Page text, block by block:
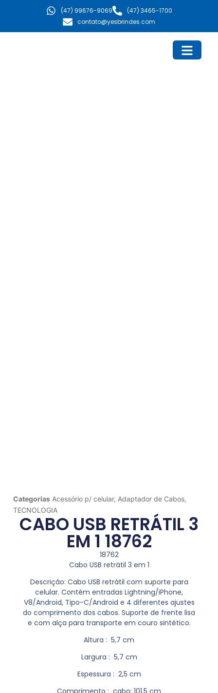
(47) 99676-9069
(47) 3465-1700
contato@yesbrindes.com
Categorias Acessório p/ celular, Adaptador de Cabos,
TECNOLOGIA
CABO USB RETRÁTIL 3
EM 1 18762
18762
Cabo USB retrátil 3 em 1
Descrição: Cabo USB retrátil com suporte para
celular. Contém entradas Lightning/iPhone,
V8/Android, Tipo-C/Android e 4 diferentes ajustes
do comprimento dos cabos. Suporte de frente lisa
e com alça para transporte em couro sintético.
Altura : 5,7 cm
Largura : 5,7 cm
Espessura : 2,5 cm